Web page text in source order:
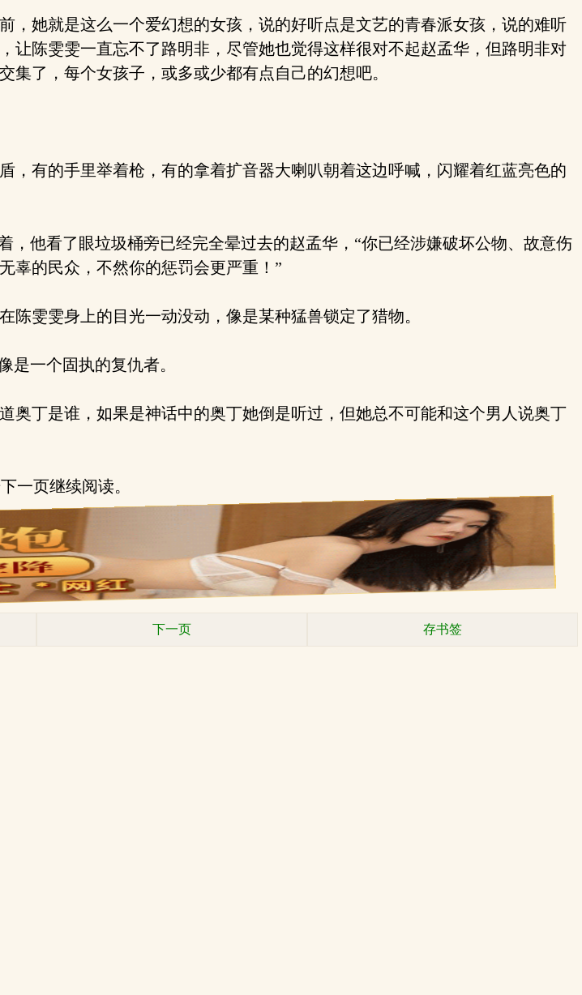
她就是这么一个爱幻想的女孩，说的好听点是文艺的青春派女孩，说的难听
陈雯雯一直忘不了路明非，尽管她也觉得这样很对不起赵孟华，但路明非对
了，每个女孩子，或多或少都有点自己的幻想吧。
有的手里举着枪，有的拿着扩音器大喇叭朝着这边呼喊，闪耀着红蓝亮色的
他看了眼垃圾桶旁已经完全晕过去的赵孟华，“你已经涉嫌破坏公物、故意伤
辜的民众，不然你的惩罚会更严重！”
雯雯身上的目光一动没动，像是某种猛兽锁定了猎物。
一个固执的复仇者。
丁是谁，如果是神话中的奥丁她倒是听过，但她总不可能和这个男人说奥丁
一页继续阅读。
下一页 存书签